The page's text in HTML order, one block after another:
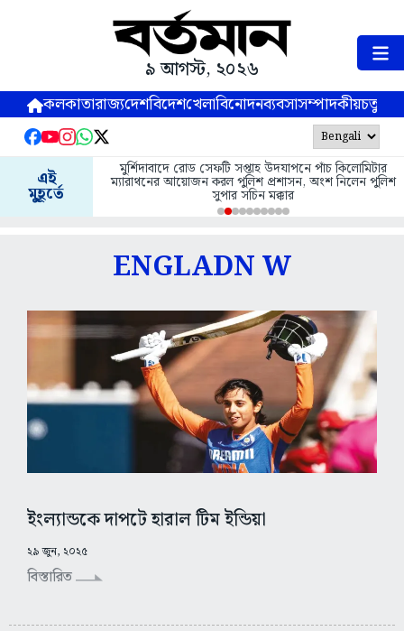
৯ আগস্ট, ২০২৬
কলকাতারাজ্যদেশবিদেশখেলাবিনোদনব্যবসাসম্পাদকীয়
এই
মুহূর্তে
মুর্শিদাবাদে রোড সেফটি সপ্তাহ উদযাপনে পাঁচ কিলোমিটার
ম্যারাথনের আয়োজন করল পুলিশ প্রশাসন, অংশ নিলেন পুলিশ
সুপার সচিন মক্কার
ENGLADN W
ইংল্যান্ডকে দাপটে হারাল টিম ইন্ডিয়া
২৯ জুন, ২০২৫
বিস্তারিত